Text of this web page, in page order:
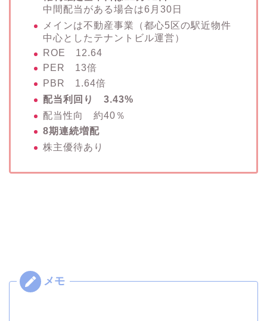
中間配当がある場合は6月30日
メインは不動産事業（都心5区の駅近物件
中心としたテナントビル運営）
ROE 12.64
PER 13倍
PBR 1.64倍
配当利回り 3.43%
配当性向 約40％
8期連続増配
株主優待あり